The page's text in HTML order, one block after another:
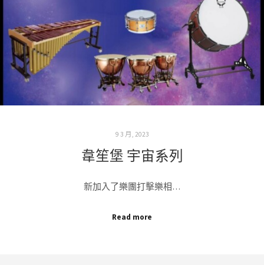
9 3 月, 2023
韋笙堡 宇宙系列
新加入了樂團打擊樂相…
Read more